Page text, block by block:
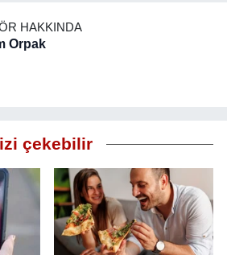
HAKKINDA
Orpak
çekebilir